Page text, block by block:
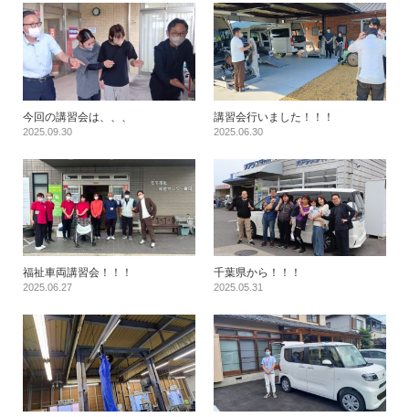
今回の講習会は、、、
2025.09.30
講習会行いました！！！
2025.06.30
福祉車両講習会！！！
2025.06.27
千葉県から！！！
2025.05.31